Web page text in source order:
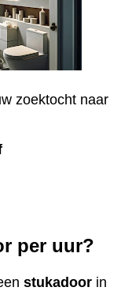
zoektocht naar
per uur?
stukadoor in